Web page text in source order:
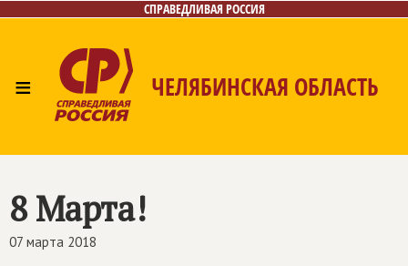
СПРАВЕДЛИВАЯ РОССИЯ
≡ ЧЕЛЯБИНСКАЯ ОБЛАСТЬ
8 Марта!
07 марта 2018